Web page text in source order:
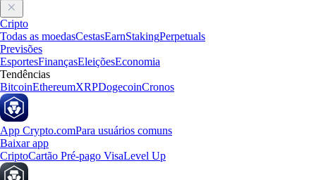
Cripto
Todas as moedasCestasEarnStakingPerpetuals
Previsões
EsportesFinançasEleiçõesEconomia
Tendências
BitcoinEthereumXRPDogecoinCronos
App Crypto.comPara usuários comuns
Baixar app
CriptoCartão Pré-pago VisaLevel Up